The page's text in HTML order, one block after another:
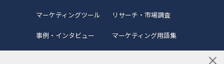
マーケティングツール リサーチ・市場調査
事例・インタビュー マーケティング用語集